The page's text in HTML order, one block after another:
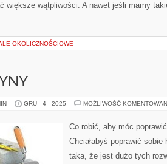
większe wątpliwości. A nawet jeśli mamy
OKOLICZNOŚCIOWE
GRU - 4 - 2025 MOŻLIWOŚĆ
Co robić, aby móc
Chciałabyś poprawić
taka, że jest dużo tych